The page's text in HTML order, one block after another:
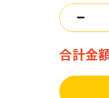
合計金